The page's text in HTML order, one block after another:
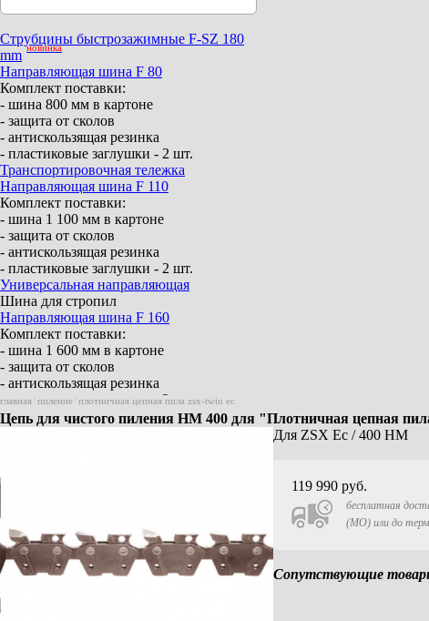
Струбцины быстрозажимные F-SZ 180
mm новинка
Направляющая шина F 80
Комплект поставки:
- шина 800 мм в картоне
- защита от сколов
- антискользящая резинка
- пластиковые заглушки - 2 шт.
Транспортировочная тележка
Направляющая шина F 110
Комплект поставки:
- шина 1 100 мм в картоне
- защита от сколов
- антискользящая резинка
- пластиковые заглушки - 2 шт.
Универсальная направляющая
Шина для стропил
Направляющая шина F 160
Комплект поставки:
- шина 1 600 мм в картоне
- защита от сколов
- антискользящая резинка
- пластиковые заглушки - 2 шт.
Направляющая шина F 210
Комплект поставки:
- антискользящая резинка
Направляющая шина F 310
Комплект поставки:
- шина 3 100 мм в картоне
- защита от сколов
- антискользящая резинка
- пластиковые заглушки - 2 шт.
Элемент соединения F-VS
главная / пиление / плотничная цепная пила zsx-twin ec
Цепь для чистого пиления HM 400 для "Плотничная цепная
Для ZSX Ec / 400 HM
119 990 руб.
бесплатная
(МО) или до
Сопутствующие